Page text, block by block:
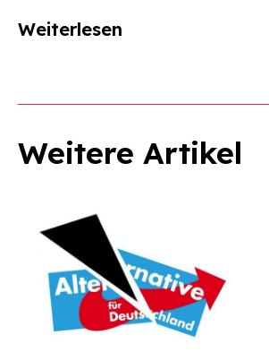
Weiterlesen
Weitere Artikel